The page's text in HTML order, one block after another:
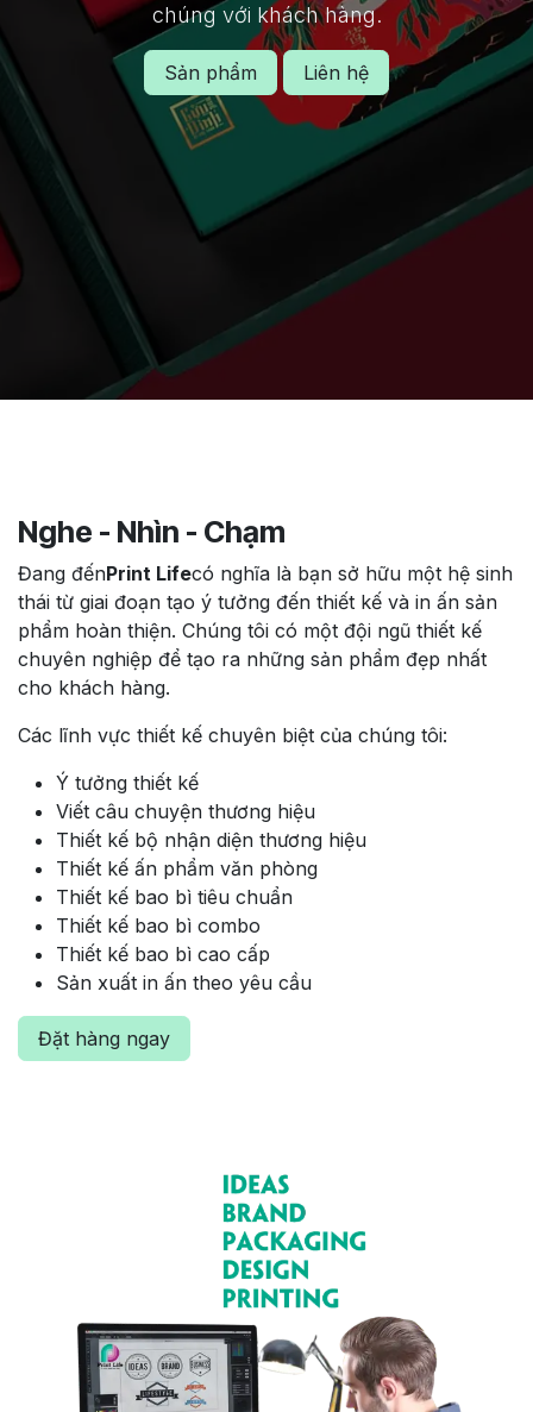
chúng với khách hàng.
Sản phẩm Liên hệ
Nghe - Nhìn - Chạm
Đang đếnPrint Lifecó nghĩa là bạn sở hữu một hệ sinh
thái từ giai đoạn tạo ý tưởng đến thiết kế và in ấn sản
phẩm hoàn thiện. Chúng tôi có một đội ngũ thiết kế
chuyên nghiệp để tạo ra những sản phẩm đẹp nhất
cho khách hàng.
Các lĩnh vực thiết kế chuyên biệt của chúng tôi:
Ý tưởng thiết kế
Viết câu chuyện thương hiệu
Thiết kế bộ nhận diện thương hiệu
Thiết kế ấn phẩm văn phòng
Thiết kế bao bì tiêu chuẩn
Thiết kế bao bì combo
Thiết kế bao bì cao cấp
Sản xuất in ấn theo yêu cầu
Đặt hàng ngay